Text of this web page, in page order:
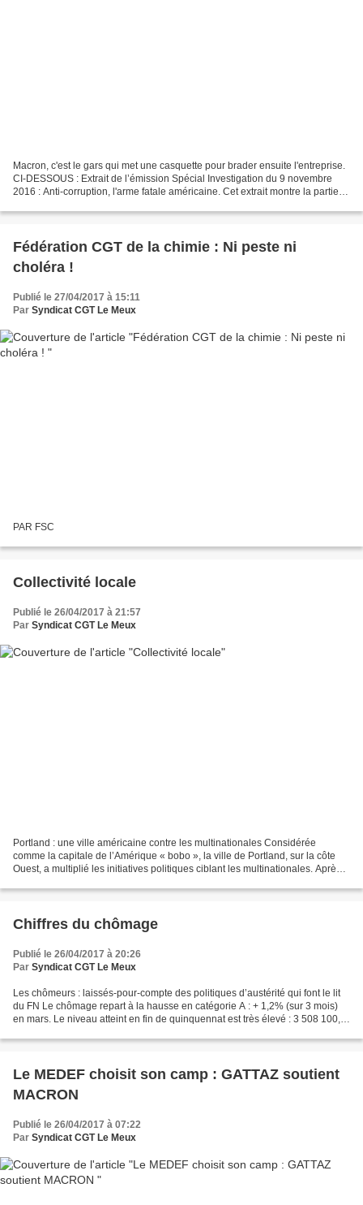
Macron, c'est le gars qui met une casquette pour brader ensuite l'entreprise.
CI-DESSOUS : Extrait de l’émission Spécial Investigation du 9 novembre
2016 : Anti-corruption, l'arme fatale américaine. Cet extrait montre la partie
Fédération CGT de la chimie : Ni peste ni
choléra !
Publié le 27/04/2017 à 15:11
Par Syndicat CGT Le Meux
PAR FSC
Collectivité locale
Publié le 26/04/2017 à 21:57
Par Syndicat CGT Le Meux
Portland : une ville américaine contre les multinationales Considérée
comme la capitale de l’Amérique « bobo », la ville de Portland, sur la côte
Ouest, a multiplié les initiatives politiques ciblant les multinationales. Après
Chiffres du chômage
Publié le 26/04/2017 à 20:26
Par Syndicat CGT Le Meux
Les chômeurs : laissés-pour-compte des politiques d’austérité qui font le lit
du FN Le chômage repart à la hausse en catégorie A : + 1,2% (sur 3 mois)
en mars. Le niveau atteint en fin de quinquennat est très élevé : 3 508 100,
Le MEDEF choisit son camp : GATTAZ soutient
MACRON
Publié le 26/04/2017 à 07:22
Par Syndicat CGT Le Meux